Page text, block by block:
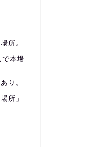
所。
で本場
り。
所」